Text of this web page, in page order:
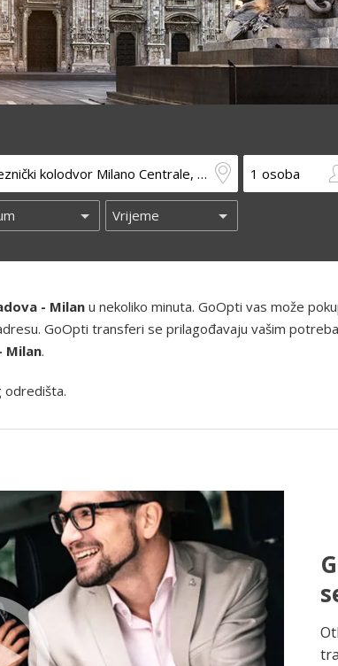
- Milanu nekoliko minuta. GoOpti vas može
GoOpti transferi se prilagođavaju vašim
Milan.
odredišta.